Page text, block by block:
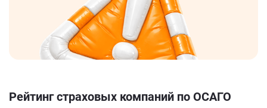
Рейтинг страховых компаний по ОСАГО